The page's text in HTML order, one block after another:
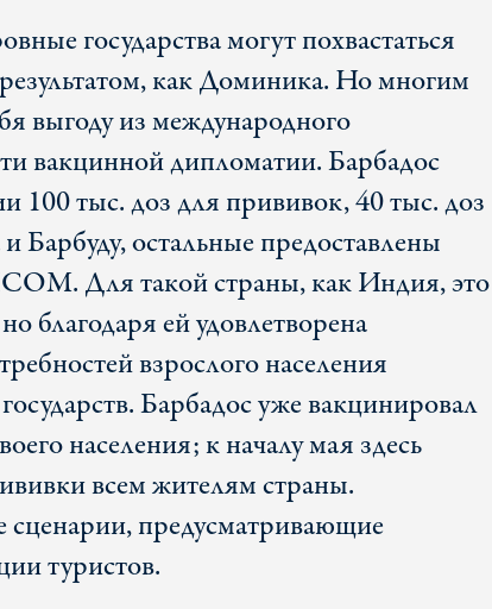
государства могут похвастаться
как Доминика. Но многим
выгоду из международного
вакцинной дипломатии. Барбадос
100 тыс. доз для прививок, 40 тыс. доз
Барбуду, остальные предоставлены
Для такой страны, как Индия, это
благодаря ей удовлетворена
взрослого населения
Барбадос уже вакцинировал
населения; к началу мая здесь
всем жителям страны.
сценарии, предусматривающие
туристов.